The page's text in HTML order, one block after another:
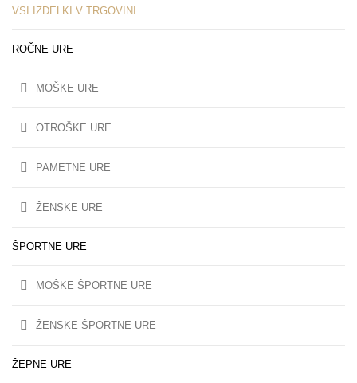
VSI IZDELKI V TRGOVINI
ROČNE URE
MOŠKE URE
OTROŠKE URE
PAMETNE URE
ŽENSKE URE
ŠPORTNE URE
MOŠKE ŠPORTNE URE
ŽENSKE ŠPORTNE URE
ŽEPNE URE